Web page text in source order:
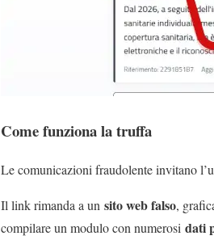
Come funziona la truffa
Le comunicazioni fraudolente invitano
Il link rimanda a un sito web falso,
compilare un modulo con numerosi dati